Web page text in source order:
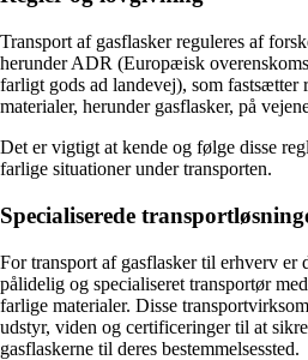
Transport af gasflasker reguleres af
herunder ADR (Europæisk
farligt gods ad landevej), som fastsætter
materialer, herunder gasflasker, på
Det er vigtigt at kende og følge disse
farlige situationer under transporten.
Specialiserede
For transport af gasflasker til erhverv er
pålidelig og specialiseret transportør
farlige materialer. Disse
udstyr, viden og certificeringer til at
gasflaskerne til deres bestemmelsessted.